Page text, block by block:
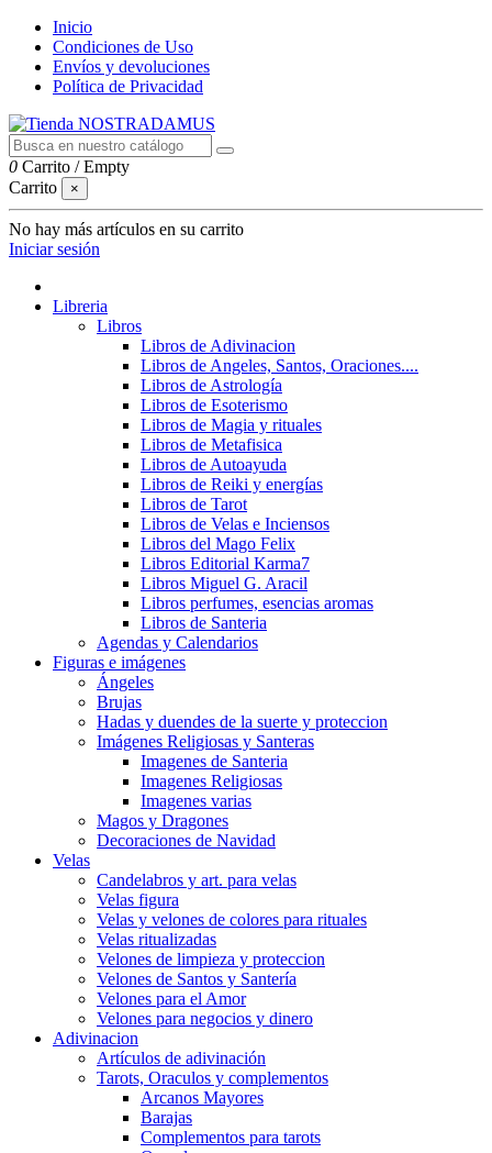
Inicio
Condiciones de Uso
Envíos y devoluciones
Política de Privacidad
0 Carrito /Empty
Carrito
×
No hay más artículos en su carrito
Iniciar sesión
Libreria
Libros
Libros de Adivinacion
Libros de Angeles, Santos, Oraciones....
Libros de Astrología
Libros de Esoterismo
Libros de Magia y rituales
Libros de Metafisica
Libros de Autoayuda
Libros de Reiki y energías
Libros de Tarot
Libros de Velas e Inciensos
Libros del Mago Felix
Libros Editorial Karma7
Libros Miguel G. Aracil
Libros perfumes, esencias aromas
Libros de Santeria
Agendas y Calendarios
Figuras e imágenes
Ángeles
Brujas
Hadas y duendes de la suerte y proteccion
Imágenes Religiosas y Santeras
Imagenes de Santeria
Imagenes Religiosas
Imagenes varias
Magos y Dragones
Decoraciones de Navidad
Velas
Candelabros y art. para velas
Velas figura
Velas y velones de colores para rituales
Velas ritualizadas
Velones de limpieza y proteccion
Velones de Santos y Santería
Velones para el Amor
Velones para negocios y dinero
Adivinacion
Artículos de adivinación
Tarots, Oraculos y complementos
Arcanos Mayores
Barajas
Complementos para tarots